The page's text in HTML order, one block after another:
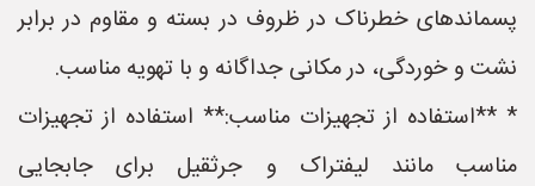
پسماندهای خطرناک در ظروف در بسته و مقاوم در برابر
نشت و خوردگی، در مکانی جداگانه و با تهویه مناسب.
* **استفاده از تجهیزات مناسب:** استفاده از تجهیزات
مناسب مانند لیفتراک و جرثقیل برای جابجایی